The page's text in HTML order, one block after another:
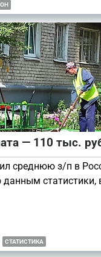
— 110 тыс.
среднюю з/п в
данным статистики,
СТАТИСТИКА